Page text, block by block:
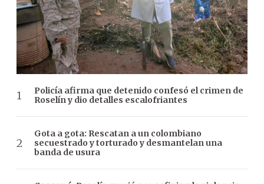
Policía afirma que detenido confesó el crimen de
Roselín y dio detalles escalofriantes
Gota a gota: Rescatan a un colombiano
secuestrado y torturado y desmantelan una
banda de usura